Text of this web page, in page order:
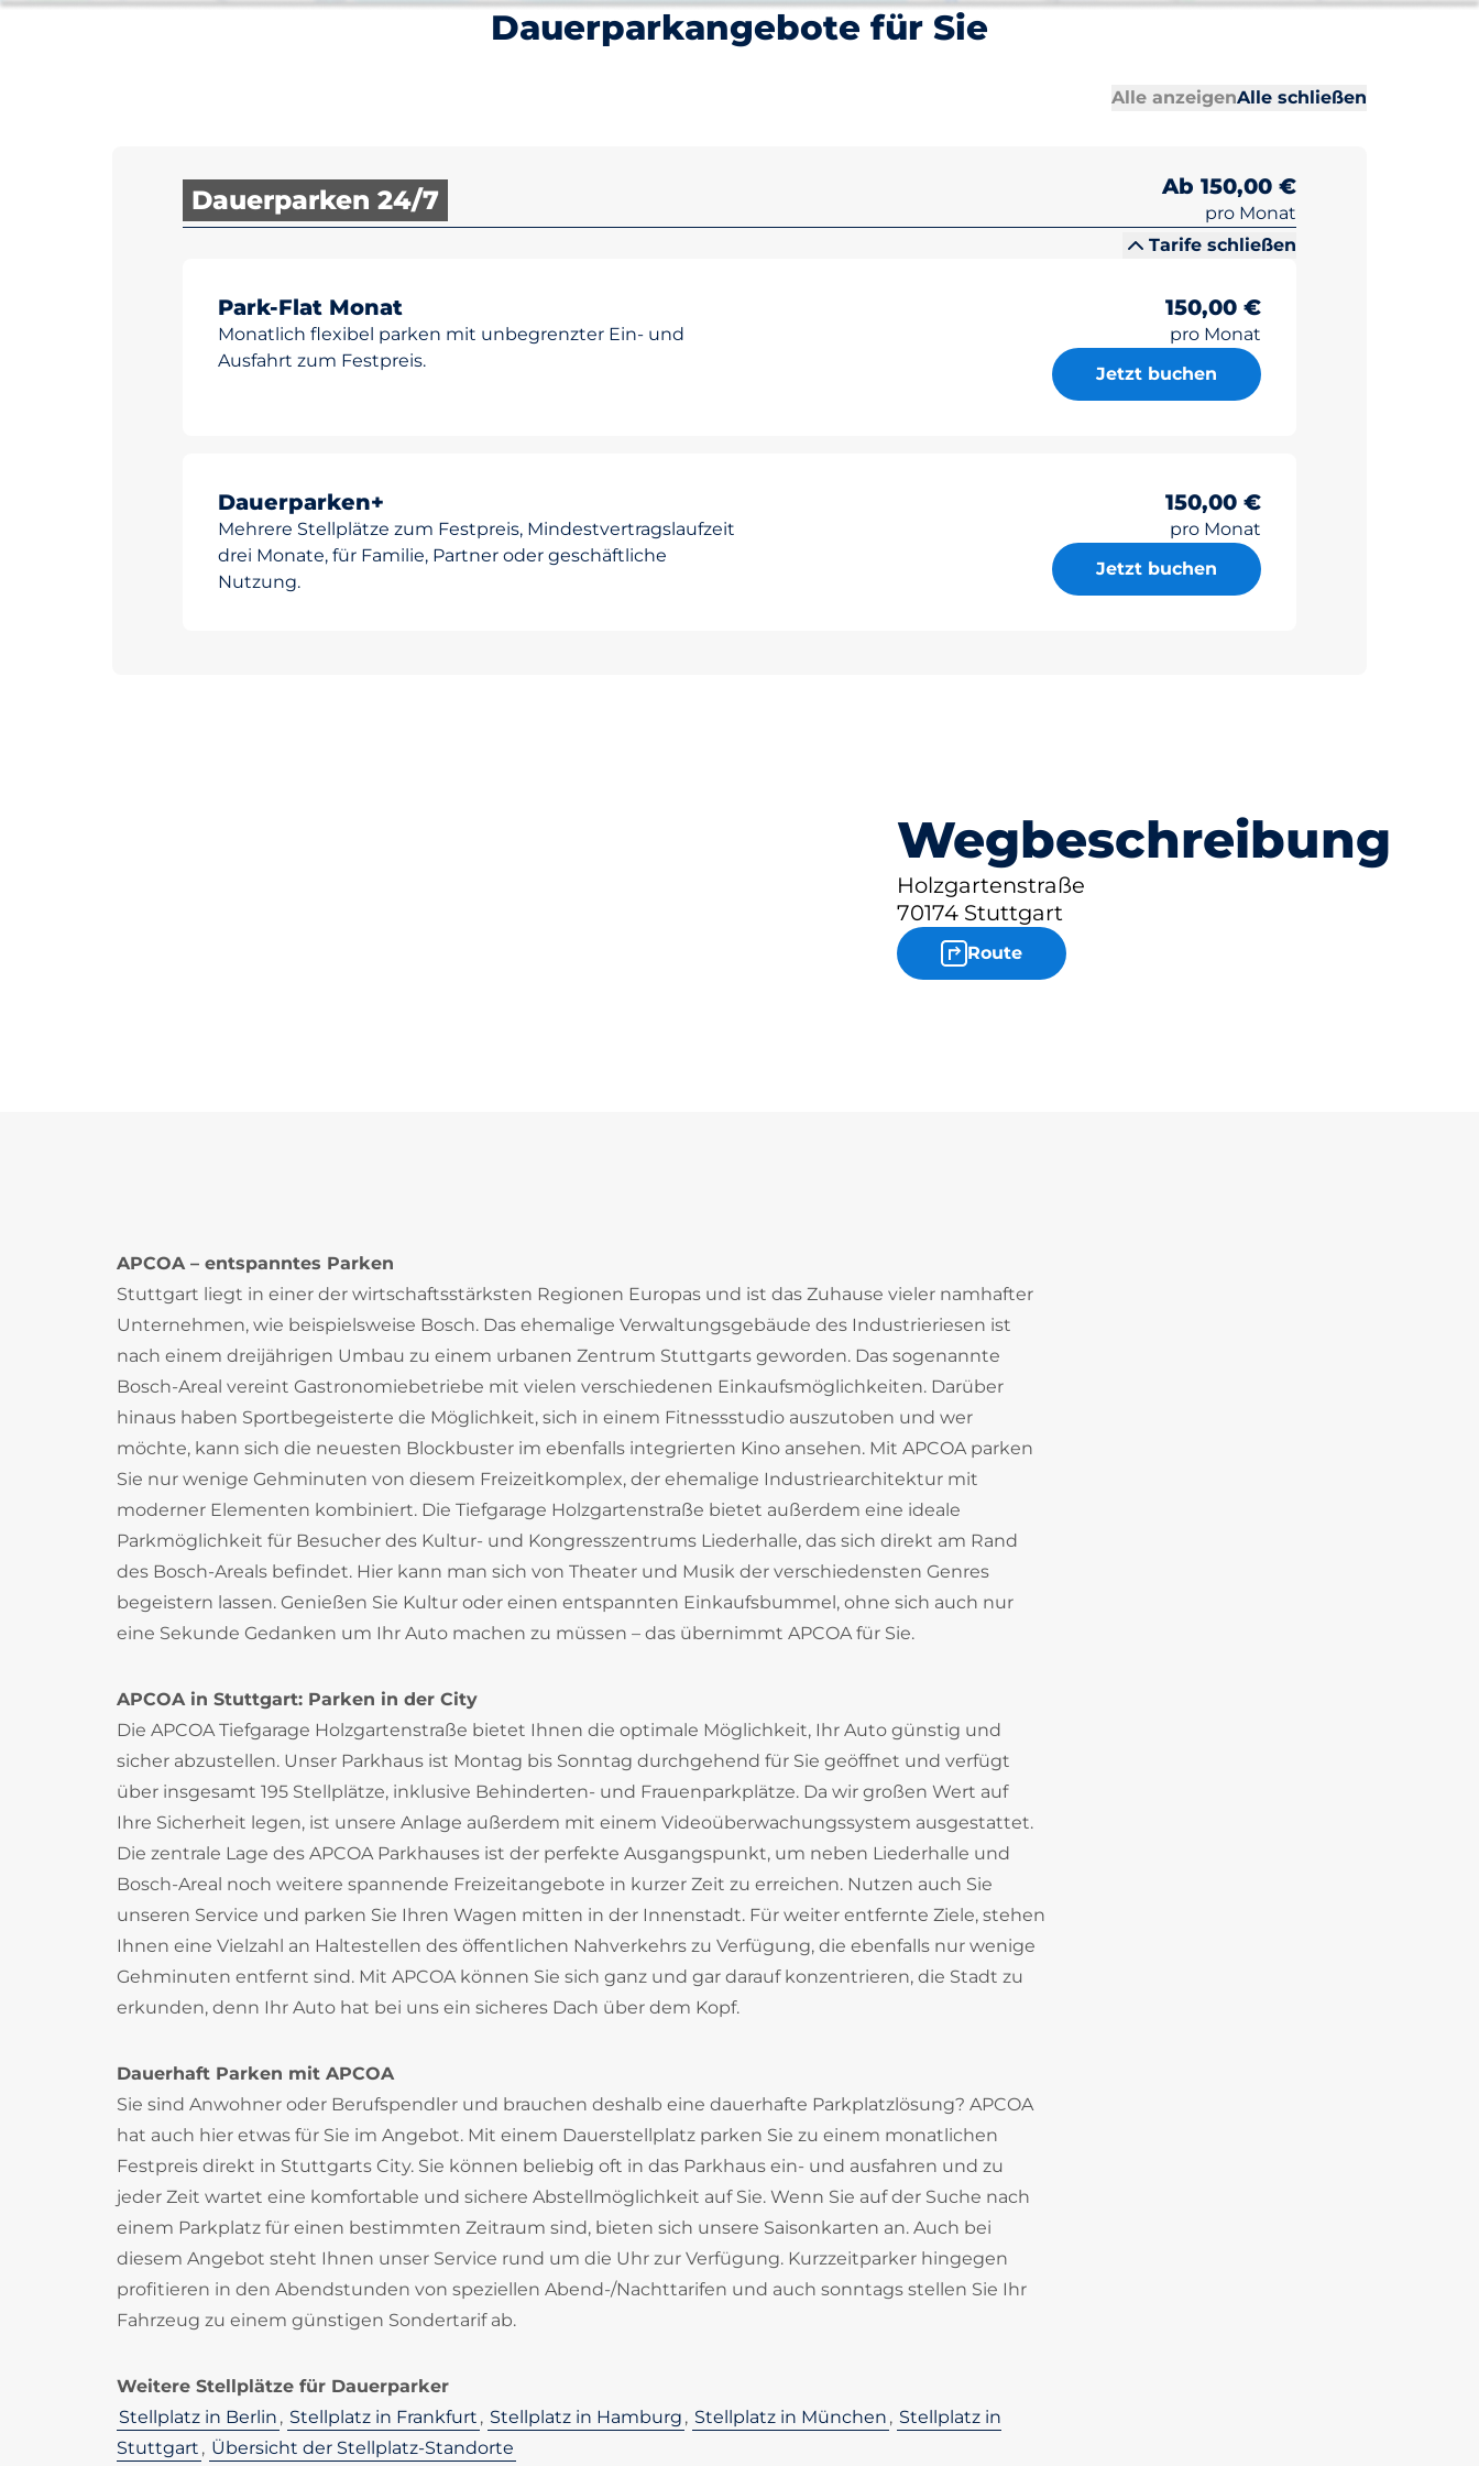
Dauerparkangebote für Sie
Alle anzeigenAlle schließenAlle
Alle
Dauerparken 24/7 Ab 150,00 €
pro Monat
Tarife schließen
Park-Flat Monat
Monatlich flexibel parken mit unbegrenzter Ein- und
Ausfahrt zum Festpreis.
150,00 €
pro Monat
Jetzt buchen
Dauerparken+
Mehrere Stellplätze zum Festpreis, Mindestvertragslaufzeit
drei Monate, für Familie, Partner oder geschäftliche
Nutzung.
150,00 €
pro Monat
Jetzt buchen
Wegbeschreibung
Holzgartenstraße
70174 Stuttgart
Route
APCOA – entspanntes Parken
Stuttgart liegt in einer der wirtschaftsstärksten Regionen Europas und ist das Zuhause vieler namhafter
Unternehmen, wie beispielsweise Bosch. Das ehemalige Verwaltungsgebäude des Industrieriesen ist
nach einem dreijährigen Umbau zu einem urbanen Zentrum Stuttgarts geworden. Das sogenannte
Bosch-Areal vereint Gastronomiebetriebe mit vielen verschiedenen Einkaufsmöglichkeiten. Darüber
hinaus haben Sportbegeisterte die Möglichkeit, sich in einem Fitnessstudio auszutoben und wer
möchte, kann sich die neuesten Blockbuster im ebenfalls integrierten Kino ansehen. Mit APCOA parken
Sie nur wenige Gehminuten von diesem Freizeitkomplex, der ehemalige Industriearchitektur mit
moderner Elementen kombiniert. Die Tiefgarage Holzgartenstraße bietet außerdem eine ideale
Parkmöglichkeit für Besucher des Kultur- und Kongresszentrums Liederhalle, das sich direkt am Rand
des Bosch-Areals befindet. Hier kann man sich von Theater und Musik der verschiedensten Genres
begeistern lassen. Genießen Sie Kultur oder einen entspannten Einkaufsbummel, ohne sich auch nur
eine Sekunde Gedanken um Ihr Auto machen zu müssen – das übernimmt APCOA für Sie.
APCOA in Stuttgart: Parken in der City
Die APCOA Tiefgarage Holzgartenstraße bietet Ihnen die optimale Möglichkeit, Ihr Auto günstig und
sicher abzustellen. Unser Parkhaus ist Montag bis Sonntag durchgehend für Sie geöffnet und verfügt
über insgesamt 195 Stellplätze, inklusive Behinderten- und Frauenparkplätze. Da wir großen Wert auf
Ihre Sicherheit legen, ist unsere Anlage außerdem mit einem Videoüberwachungssystem ausgestattet.
Die zentrale Lage des APCOA Parkhauses ist der perfekte Ausgangspunkt, um neben Liederhalle und
Bosch-Areal noch weitere spannende Freizeitangebote in kurzer Zeit zu erreichen. Nutzen auch Sie
unseren Service und parken Sie Ihren Wagen mitten in der Innenstadt. Für weiter entfernte Ziele, stehen
Ihnen eine Vielzahl an Haltestellen des öffentlichen Nahverkehrs zu Verfügung, die ebenfalls nur wenige
Gehminuten entfernt sind. Mit APCOA können Sie sich ganz und gar darauf konzentrieren, die Stadt zu
erkunden, denn Ihr Auto hat bei uns ein sicheres Dach über dem Kopf.
Dauerhaft Parken mit APCOA
Sie sind Anwohner oder Berufspendler und brauchen deshalb eine dauerhafte Parkplatzlösung? APCOA
hat auch hier etwas für Sie im Angebot. Mit einem Dauerstellplatz parken Sie zu einem monatlichen
Festpreis direkt in Stuttgarts City. Sie können beliebig oft in das Parkhaus ein- und ausfahren und zu
jeder Zeit wartet eine komfortable und sichere Abstellmöglichkeit auf Sie. Wenn Sie auf der Suche nach
einem Parkplatz für einen bestimmten Zeitraum sind, bieten sich unsere Saisonkarten an. Auch bei
diesem Angebot steht Ihnen unser Service rund um die Uhr zur Verfügung. Kurzzeitparker hingegen
profitieren in den Abendstunden von speziellen Abend-/Nachttarifen und auch sonntags stellen Sie Ihr
Fahrzeug zu einem günstigen Sondertarif ab.
Weitere Stellplätze für Dauerparker
Stellplatz in Berlin , Stellplatz in Frankfurt , Stellplatz in Hamburg , Stellplatz in München , Stellplatz in
Stuttgart , Übersicht der Stellplatz-Standorte